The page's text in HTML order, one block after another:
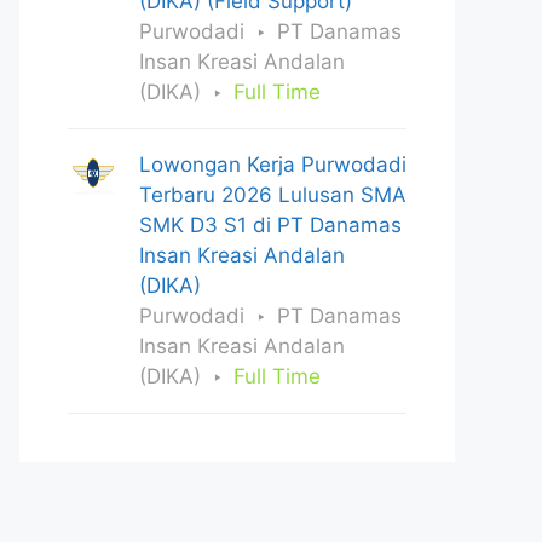
Purwodadi
PT Danamas
Insan Kreasi Andalan
(DIKA)
Full Time
Lowongan Kerja Purwodadi
Terbaru 2026 Lulusan SMA
SMK D3 S1 di PT Danamas
Insan Kreasi Andalan
(DIKA)
Purwodadi
PT Danamas
Insan Kreasi Andalan
(DIKA)
Full Time